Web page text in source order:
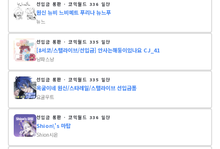
선입금 통판 · 코믹월드 336 일산
원신 뉴비 느비예트 푸리나 뉴느푸
뉴느
선입금 통판 · 코믹월드 335 일산
[8서코/스텔라이브/선입금] 안사는해둥이있나요 CJ_41
냥파스냥
선입금 통판 · 코믹월드 335 일산
옥굴이네 원신/스타레일/스텔라이브 선입금폼
요굴우트
선입금 통판 · 코믹월드 336 일산
Shion\'s 마탑
Shion시온